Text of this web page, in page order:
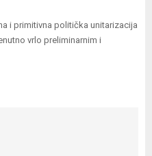
i primitivna politička unitarizacija
vrlo preliminarnim i